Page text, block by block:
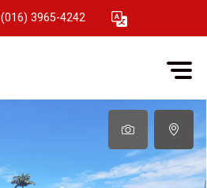
(016) 3965-4242